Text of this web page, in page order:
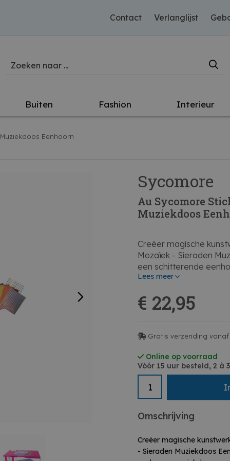
Contact Verlanglijst
Buiten Fashion Interieur
Eenhoorn
Sycomore
Au Sycomore
Muziekdoos
Creëer magische
Mozaïek - Sieraden
een schitterende
mozaïeksteentjes,
ontwikkelen. De set
instructies, zodat je
geven. Met de Au
• Versier een
• Stimuleert
• Compleet met
• Perfect om op te
Lees meer
€ 22,95
Gratis verzending
Online op voorraad
Vóór 15 uur besteld, 2 à
Omschrijving
Creëer magische
- Sieraden Muziekdoos